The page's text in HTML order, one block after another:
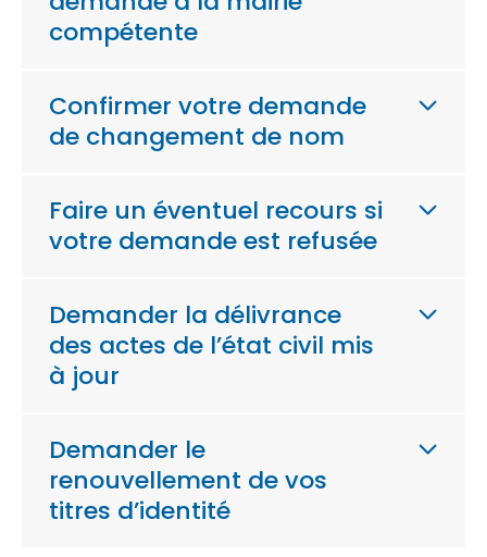
compétente
Confirmer votre demande
de changement de nom
Faire un éventuel recours si
votre demande est refusée
Demander la délivrance
des actes de l’état civil mis
à jour
Demander le
renouvellement de vos
titres d’identité